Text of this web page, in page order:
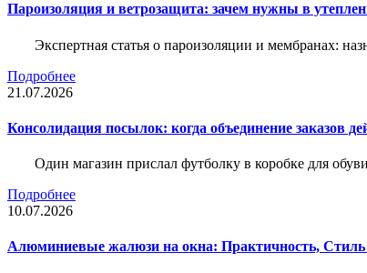
Пароизоляция и ветрозащита: зачем нужны в
Экспертная статья о пароизоляции и мембранах:
Подробнее
21.07.2026
Консолидация посылок: когда объединение заказов
Один магазин прислал футболку в коробке для
Подробнее
10.07.2026
Алюминиевые жалюзи на окна: Практичность, Стиль